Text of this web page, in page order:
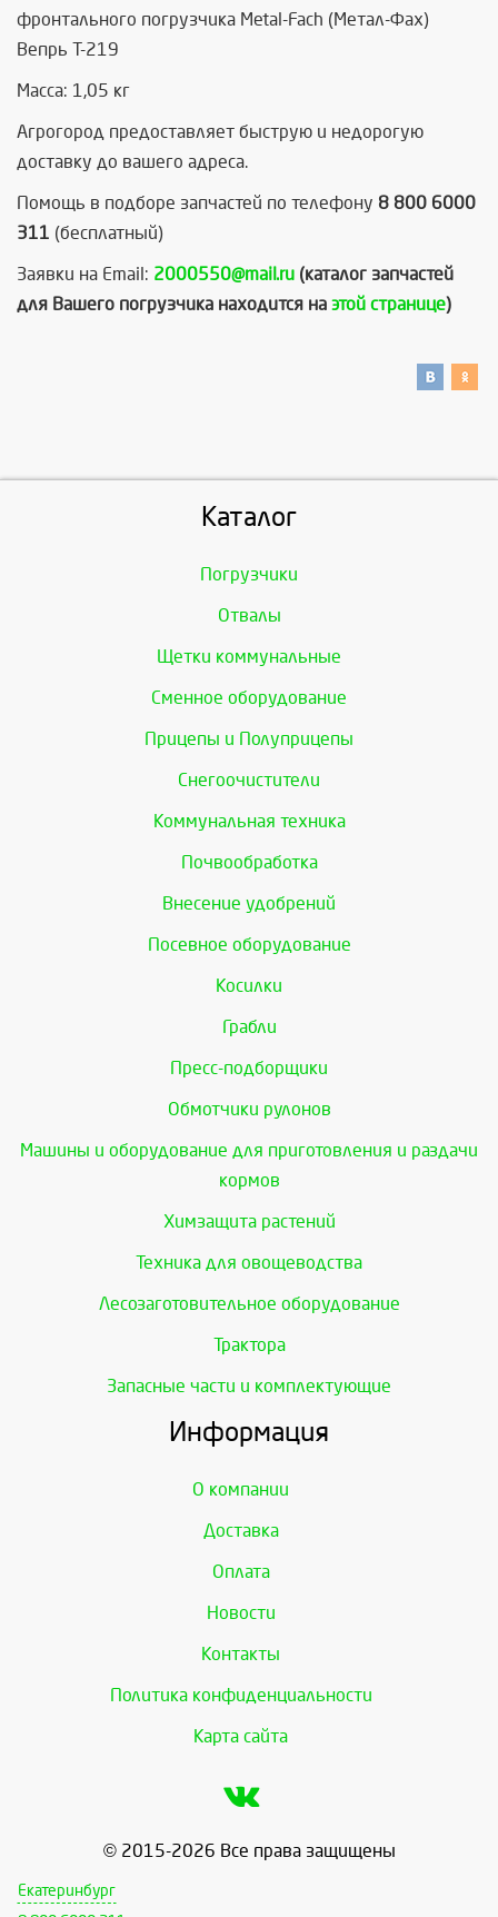
фронтального погрузчика Metal-Fach (Метал-Фах)
Вепрь Т-219
Масса: 1,05 кг
Агрогород предоставляет быструю и недорогую
доставку до вашего адреса.
Помощь в подборе запчастей по телефону 8 800 6000
311 (бесплатный)
Заявки на Email: 2000550@mail.ru (каталог запчастей
для Вашего погрузчика находится на этой странице)
Каталог
Погрузчики
Отвалы
Щетки коммунальные
Сменное оборудование
Прицепы и Полуприцепы
Снегоочистители
Коммунальная техника
Почвообработка
Внесение удобрений
Посевное оборудование
Косилки
Грабли
Пресс-подборщики
Обмотчики рулонов
Машины и оборудование для приготовления и раздачи
кормов
Химзащита растений
Техника для овощеводства
Лесозаготовительное оборудование
Трактора
Запасные части и комплектующие
Информация
О компании
Доставка
Оплата
Новости
Контакты
Политика конфиденциальности
Карта сайта
© 2015-2026 Все права защищены
Екатеринбург